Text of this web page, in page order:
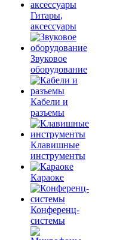
Гитары,
аксессуары
Звуковое
оборудование
Кабели и
разъемы
Клавишные
инструменты
Караоке
Конференц-
системы